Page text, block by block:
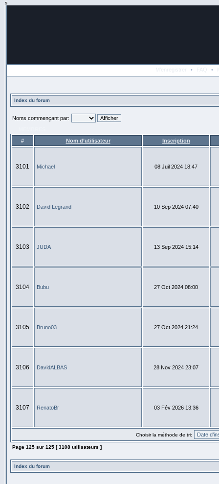
s
M’enregistrer • FAQ •
Index du forum
Noms commençant par:
#
Nom d’utilisateur Inscription
3101 Michael 08 Juil 2024 18:47
3102 David Legrand 10 Sep 2024 07:40
3103 JUDA 13 Sep 2024 15:14
3104 Bubu 27 Oct 2024 08:00
3105 Bruno03 27 Oct 2024 21:24
3106 DavidALBAS 28 Nov 2024 23:07
3107 RenatoBr 03 Fév 2026 13:36
Choisir la méthode de tri:
Page 125 sur 125 [ 3108 utilisateurs ]
Index du forum